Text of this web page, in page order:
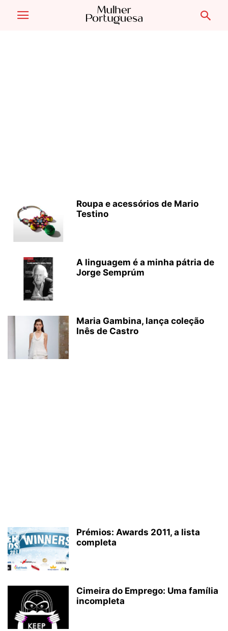
Roupa e acessórios de Mario
Testino
A linguagem é a minha pátria de
Jorge Semprúm
Maria Gambina, lança coleção
Inês de Castro
Prémios: Awards 2011, a lista
completa
Cimeira do Emprego: Uma família
incompleta